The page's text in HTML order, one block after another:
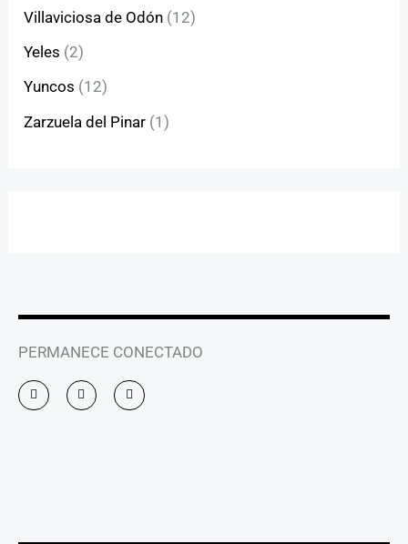
Villaviciosa de Odón (12)
Yeles (2)
Yuncos (12)
Zarzuela del Pinar (1)
PERMANECE CONECTADO
I
n
s
F
a
c
Y
o
u